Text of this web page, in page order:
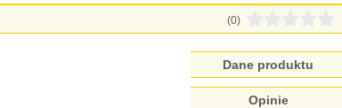
(0)
Dane produktu
Opinie